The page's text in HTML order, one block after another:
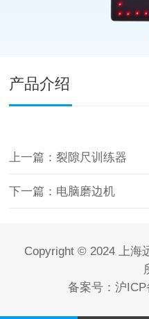
产品介绍
上一篇：裂隙尺训练器
下一篇：电脑磨边机
Copyright © 2024 上海
备案号： 沪ICP